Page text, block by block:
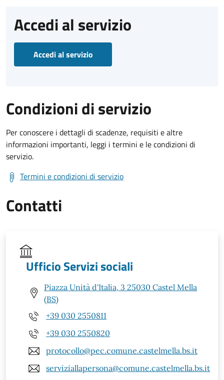
Accedi al servizio
Accedi al servizio
Condizioni di servizio
Per conoscere i dettagli di scadenze, requisiti e altre
informazioni importanti, leggi i termini e le condizioni di
servizio.
Termini e condizioni di servizio
Contatti
Ufficio Servizi sociali
Piazza Unità d'Italia, 3 25030 Castel Mella
(BS)
+39 030 2550811
+39 030 2550820
protocollo@pec.comune.castelmella.bs.it
serviziallapersona@comune.castelmella.bs.it